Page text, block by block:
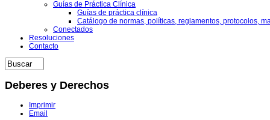
Guías de Práctica Clínica
Guías de práctica clínica
Catálogo de normas, políticas, reglamentos, protocolos,
Conectados
Resoluciones
Contacto
Deberes y Derechos
Imprimir
Email